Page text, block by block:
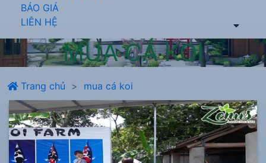
BÁO GIÁ
LIÊN HỆ
MUA CÁ KOI
Trang chủ mua cá koi